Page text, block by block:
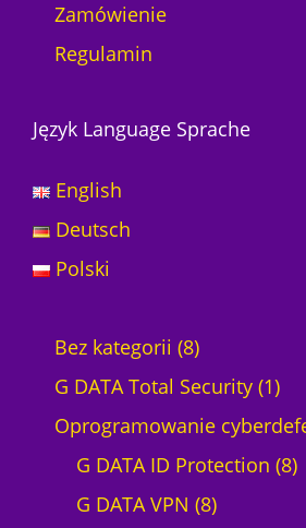
Zamówienie
Regulamin
Język Language Sprache
English
Deutsch
Polski
Bez kategorii 88
p
r
o
d
G DATA Total Security 11
p
r
Oprogramowanie
G DATA ID Protection 88
G DATA VPN 88